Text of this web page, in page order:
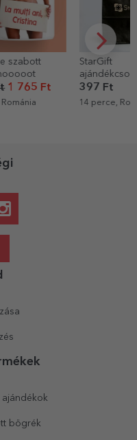
Személyre
felirattal
3 499 Ft
15 perce,
ajándékok
bögrék